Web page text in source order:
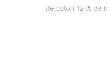
de coton, 12 % de